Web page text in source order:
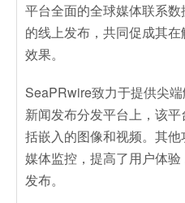
平台全面的全球媒体联系
的线上发布，共同促成其
效果。
SeaPRwire致力于提供尖
新闻发布分发平台上，该
括嵌入的图像和视频。其
媒体监控，提高了用户体
发布。